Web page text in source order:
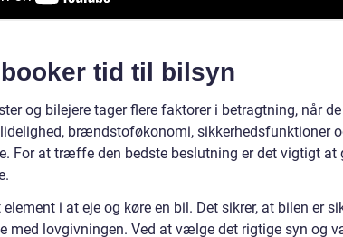
tid til bilsyn
og bilejere tager flere faktorer i betragtning, når
brændstoføkonomi, sikkerhedsfunktioner
For at træffe den bedste beslutning er det vigtigt at
i at eje og køre en bil. Det sikrer, at bilen er
med lovgivningen. Ved at vælge det rigtige syn og